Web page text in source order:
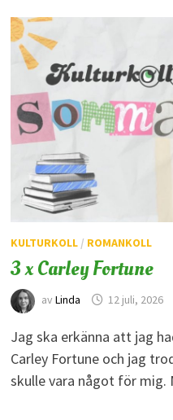
KULTURKOLL/ ROMANKOLL
3 x Carley Fortune
av Linda 12 juli, 2026
Jag ska erkänna att jag
Carley Fortune och jag
skulle vara något för